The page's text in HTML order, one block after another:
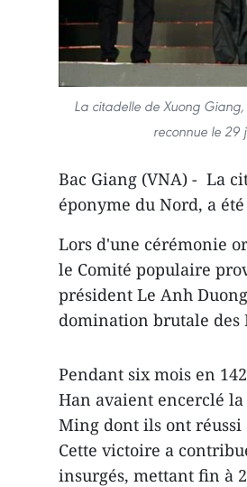
La citadelle de Xuong
reconnue le 29
Bac Giang (VNA) - La
éponyme du Nord, a
Lors d'une cérémonie
le Comité populaire
président Le Anh
domination brutale des
Pendant six mois en
Han avaient encerclé la
Ming dont ils ont réussi
Cette victoire a
insurgés, mettant fin à